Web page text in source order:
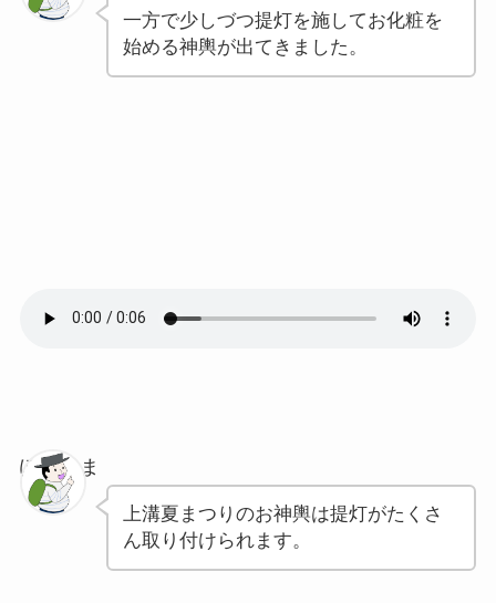
一方で少しづつ提灯を施してお化粧を
始める神輿が出てきました。
ぽちゃま
上溝夏まつりのお神輿は提灯がたくさ
ん取り付けられます。